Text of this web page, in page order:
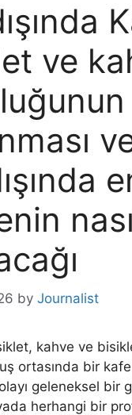
ve
by Journalist
kahve ve
ortasında bir
geleneksel bir
herhangi bir